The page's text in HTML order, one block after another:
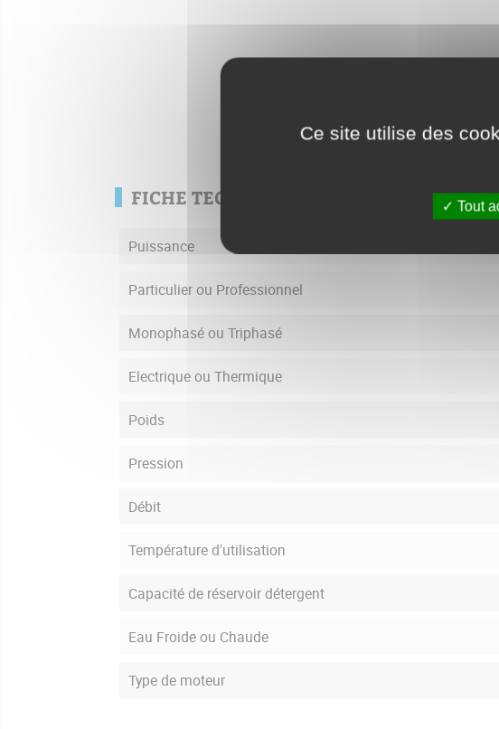
FICHE TECHNIQUE
Puissance
Particulier ou Professionnel
Monophasé ou Triphasé
Electrique ou Thermique
Poids
Pression
Débit
Température d'utilisation
Capacité de réservoir détergent
Eau Froide ou Chaude
Type de moteur
Ce site utilise des
Tout